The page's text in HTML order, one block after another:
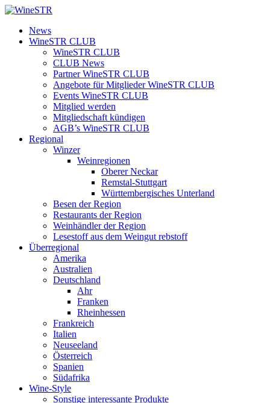
Zum
springen
WineSTR
News
WineSTR CLUB
WineSTR CLUB
CLUB News
Partner WineSTR CLUB
Angebote für Mitglieder WineSTR CLUB
Events WineSTR CLUB
Mitglied werden
Mitgliedschaft kündigen
AGB’s WineSTR CLUB
Regional
Winzer
Weinregionen
Oberer Neckar
Remstal-Stuttgart
Württembergisches Unterland
Besen der Region
Restaurants der Region
Weinhändler der Region
Lesestoff aus dem Weingut rebstoff
Überregional
Amerika
Australien
Deutschland
Ahr
Franken
Rheinhessen
Frankreich
Italien
Neuseeland
Österreich
Spanien
Südafrika
Wine-Style
Sonstige interessante Produkte